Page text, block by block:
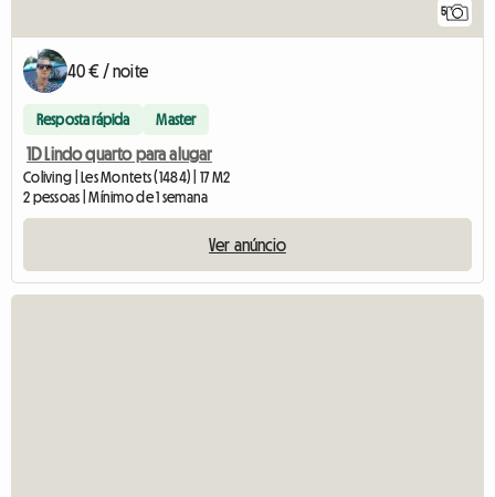
5
40 € / noite
Resposta rápida Master
1D Lindo quarto para alugar
Coliving | Les Montets (1484) | 17 M2
2 pessoas | Mínimo de 1 semana
Ver anúncio